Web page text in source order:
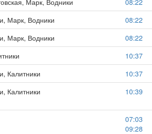
Марк, Водники
08:22
Марк, Водники
08:22
Марк, Водники
08:22
10:37
Калитники
10:37
Калитники 10:39
07:03
09:28